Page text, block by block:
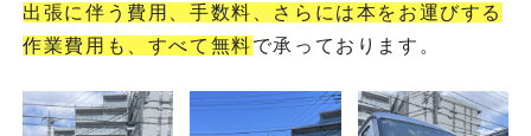
出張に伴う費用、手数料、さらには本をお運びする
作業費用も、すべて無料で承っております。